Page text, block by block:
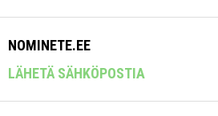
NOMINETE.EE
LÄHETÄ SÄHKÖPOSTIA